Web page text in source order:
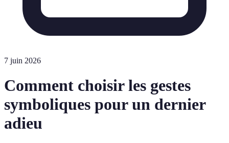
7 juin 2026
Comment choisir les gestes
symboliques pour un dernier
adieu